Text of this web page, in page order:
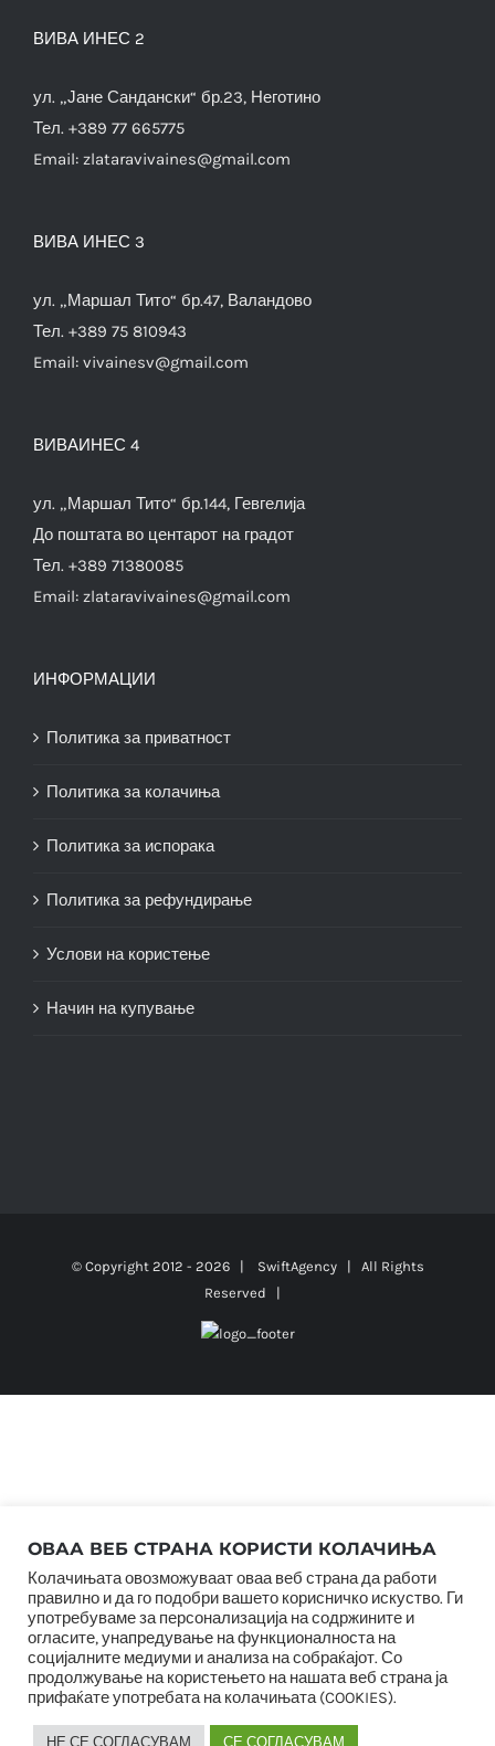
ВИВА ИНЕС 2
ул. „Јане Сандански“ бр.23, Неготино
Тел. +389 77 665775
Email: zlataravivaines@gmail.com
ВИВА ИНЕС 3
ул. „Маршал Тито“ бр.47, Валандово
Тел. +389 75 810943
Email: vivainesv@gmail.com
ВИВАИНЕС 4
ул. „Маршал Тито“ бр.144, Гевгелија
До поштата во центарот на градот
Тел. +389 71380085
Email: zlataravivaines@gmail.com
ИНФОРМАЦИИ
Политика за приватност
Политика за колачиња
Политика за испорака
Политика за рефундирање
Услови на користење
Начин на купување
© Copyright 2012 - 2026 | SwiftAgency| All Rights
Reserved |
ОВАА ВЕБ СТРАНА КОРИСТИ КОЛАЧИЊА
Колачињата овозможуваат оваа веб страна да работи
правилно и да го подобри вашето корисничко искуство. Ги
употребуваме за персонализација на содржините и
огласите, унапредување на функционалноста на
социјалните медиуми и анализа на собраќајот. Со
продолжување на користењето на нашата веб страна ја
прифаќате употребата на колачињата (COOKIES).
НЕ СЕ СОГЛАСУВАМ СЕ СОГЛАСУВАМ